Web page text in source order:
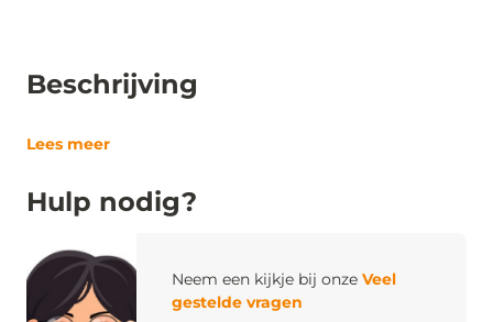
Beschrijving
Lees meer
Hulp nodig?
Neem een kijkje bij onze Veel
gestelde vragen